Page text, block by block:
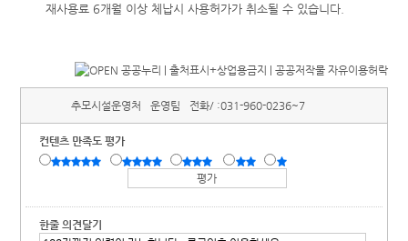
재사용료 6개월 이상 체납시 사용허가가 취소될 수 있습니다.
추모시설운영처 운영팀 전화/ :031-960-0236~7
컨텐츠 만족도 평가
한줄 의견달기